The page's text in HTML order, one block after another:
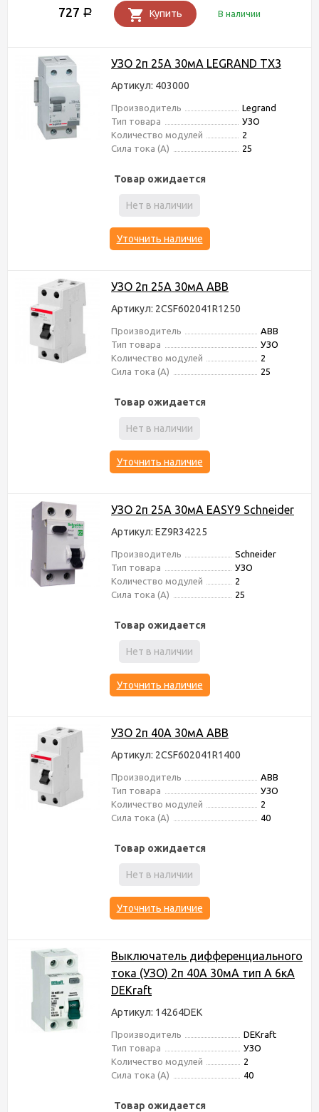
727 Р Купить В наличии
УЗО 2п 25А 30мА LEGRAND TX3
Артикул: 403000
Производитель
Legrand
Тип товара
УЗО
Количество модулей
2
Сила тока (А)
25
Товар ожидается
Нет в наличии
Уточнить наличие
УЗО 2п 25А 30мА ABB
Артикул: 2CSF602041R1250
Производитель
ABB
Тип товара
УЗО
Количество модулей
2
Сила тока (А)
25
Товар ожидается
Нет в наличии
Уточнить наличие
УЗО 2п 25А 30мА EASY9 Schneider
Артикул: EZ9R34225
Производитель
Schneider
Тип товара
УЗО
Количество модулей
2
Сила тока (А)
25
Товар ожидается
Нет в наличии
Уточнить наличие
УЗО 2п 40А 30мА ABB
Артикул: 2CSF602041R1400
Производитель
ABB
Тип товара
УЗО
Количество модулей
2
Сила тока (А)
40
Товар ожидается
Нет в наличии
Уточнить наличие
Выключатель дифференциального
тока (УЗО) 2п 40А 30мА тип A 6кА
DEKraft
Артикул: 14264DEK
Производитель
DEKraft
Тип товара
УЗО
Количество модулей
2
Сила тока (А)
40
Товар ожидается